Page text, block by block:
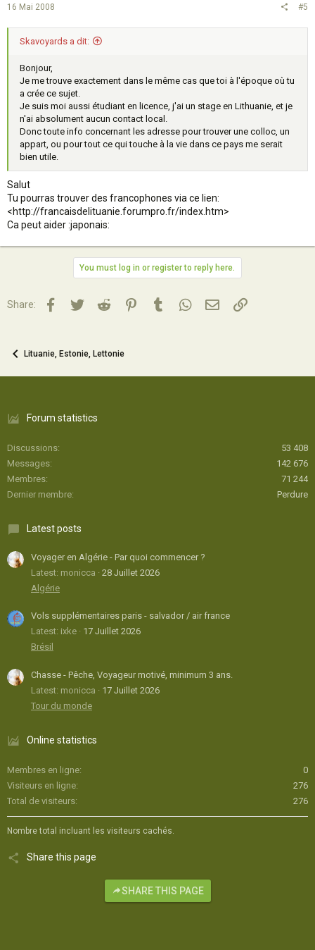
16 Mai 2008 #5
Skavoyards a dit:
Bonjour,
Je me trouve exactement dans le même cas que toi à l'époque où tu
a crée ce sujet.
Je suis moi aussi étudiant en licence, j'ai un stage en Lithuanie, et je
n'ai absolument aucun contact local.
Donc toute info concernant les adresse pour trouver une colloc, un
appart, ou pour tout ce qui touche à la vie dans ce pays me serait
bien utile.
Salut
Tu pourras trouver des francophones via ce lien:
<http://francaisdelituanie.forumpro.fr/index.htm>
Ca peut aider :japonais:
You must log in or register to reply here.
Share: Facebook
TwitterReddit PinterestTumblrWhatsApp
Email Lien
Lituanie, Estonie, Lettonie
Forum statistics
Discussions
53 408
Messages
142 676
Membres
71 244
Dernier membre
Perdure
Latest posts
Voyager en Algérie - Par quoi commencer ?
Latest: monicca
28 Juillet 2026
Algérie
Vols supplémentaires paris - salvador / air france
Latest: ixke
17 Juillet 2026
Brésil
Chasse - Pêche, Voyageur motivé, minimum 3 ans.
Latest: monicca
17 Juillet 2026
Tour du monde
Online statistics
Membres en ligne
0
Visiteurs en ligne
276
Total de visiteurs
276
Nombre total incluant les visiteurs cachés.
Share this page
SHARE THIS PAGE